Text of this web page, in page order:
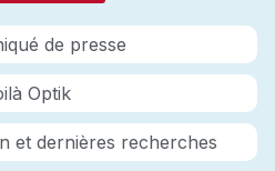
de presse
Optik
et dernières recherches